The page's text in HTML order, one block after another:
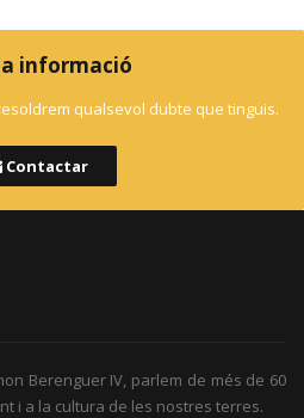
informació
qualsevol dubte que tinguis.
Contactar
Berenguer IV, parlem de més de 60
i a la cultura de les nostres terres.